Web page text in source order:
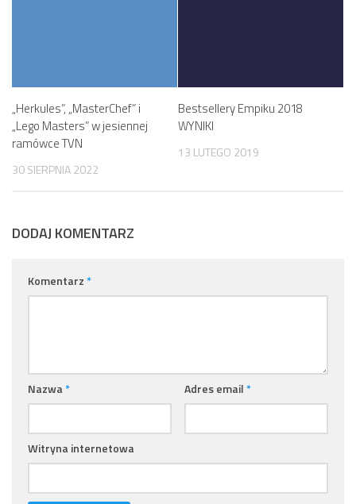
„Herkules”, „MasterChef” i
„Lego Masters” w jesiennej
ramówce TVN
30 SIERPNIA 2022
Bestsellery Empiku 2018
WYNIKI
13 LUTEGO 2019
DODAJ KOMENTARZ
Komentarz*
Nazwa* Adres email*
Witryna internetowa